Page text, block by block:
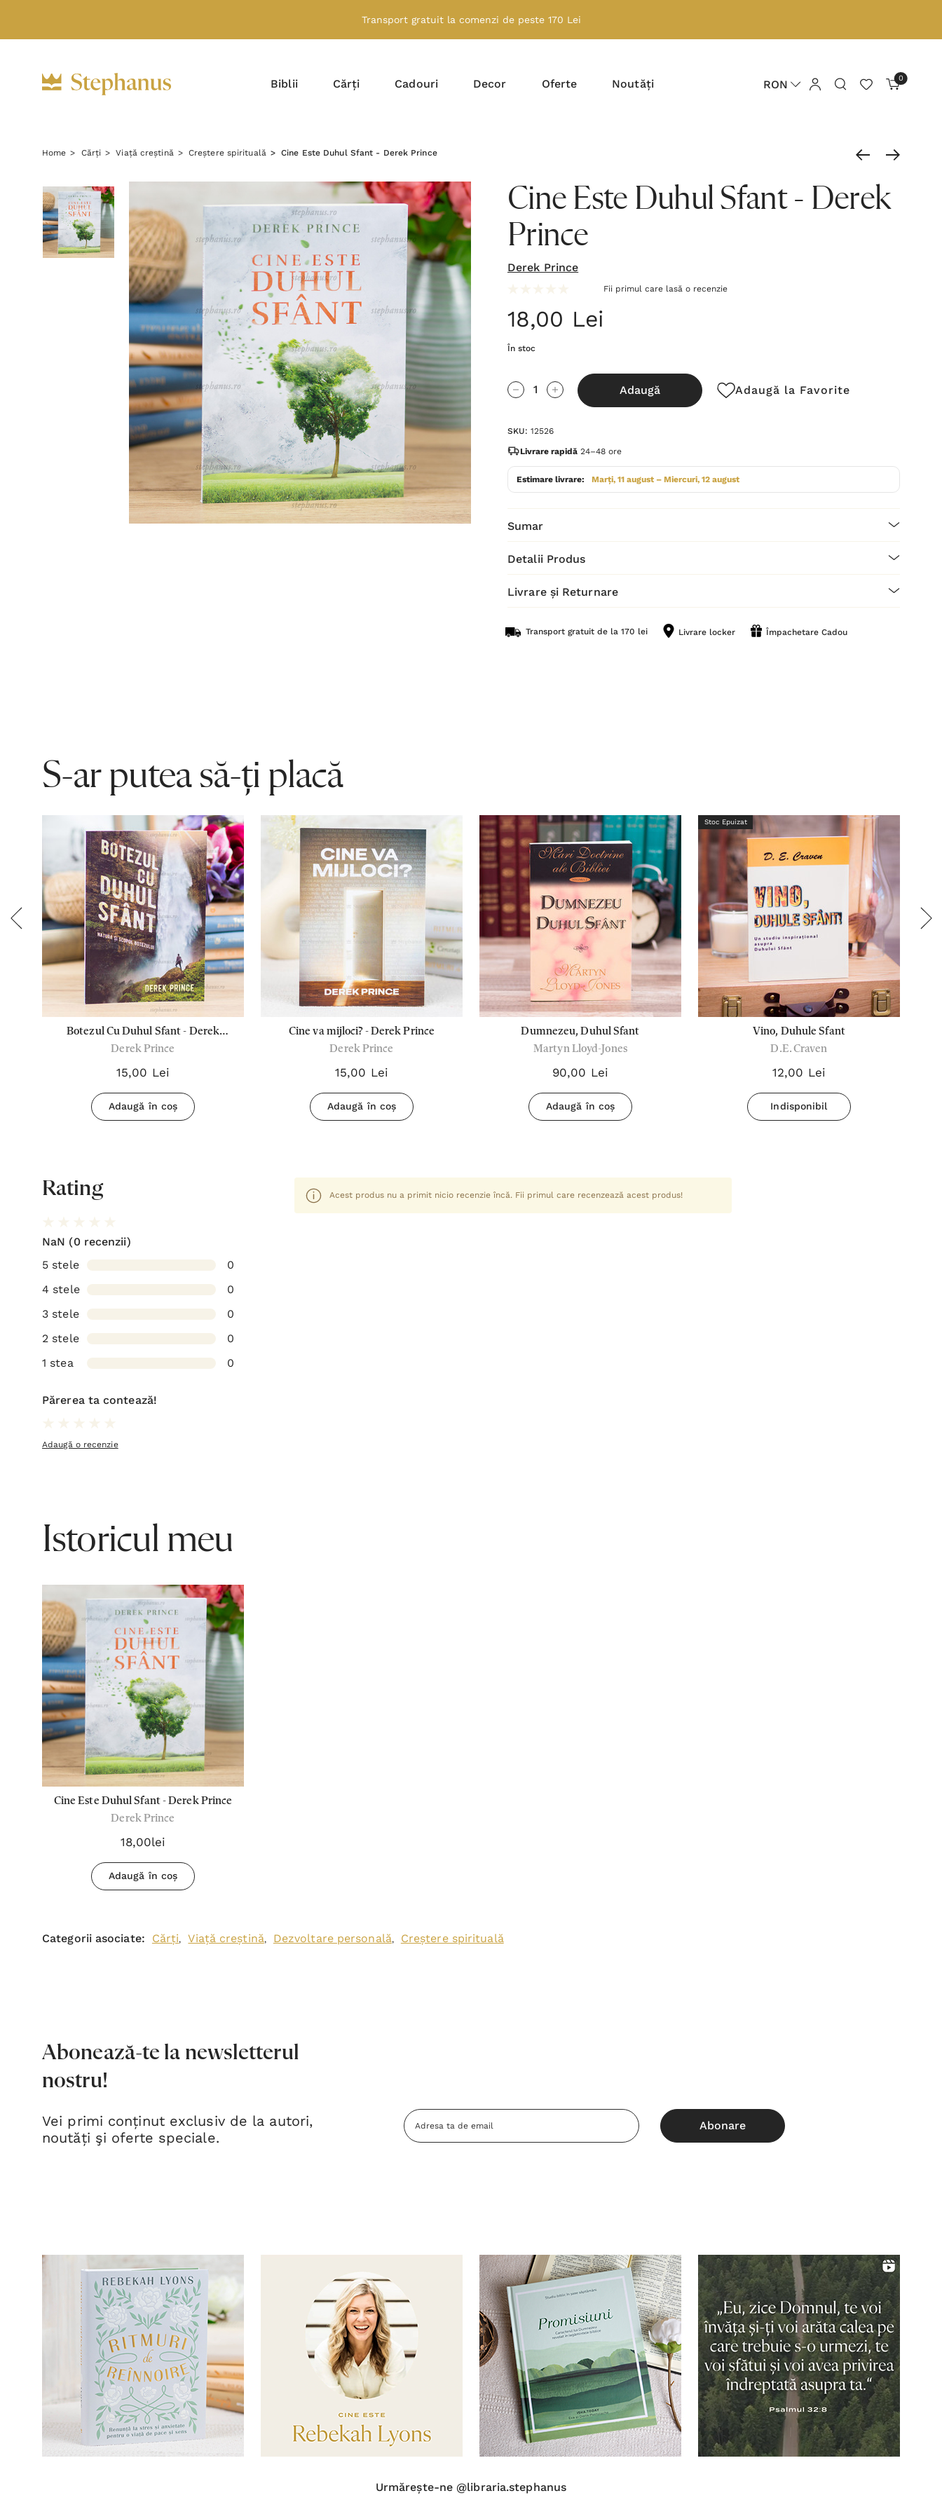
Transport gratuit la comenzi de peste 170 Lei
Biblii Cărți Cadouri Decor Oferte Noutăți RON 0
Home Cărți Viață creștină Creștere spirituală Cine Este Duhul Sfant - Derek Prince
Cine Este Duhul Sfant - Derek
Prince
Derek Prince
Fii primul care lasă o recenzie
18,00 Lei
În stoc
Grăbește-
te!
curent
este:
Cantitate scăzută:Cantitate Crescută:
Adaugă Adaugă la Favorite
SKU: 12526
Livrare rapidă 24–48 ore
Estimare livrare: Marți, 11 august – Miercuri, 12 august
Sumar
Detalii Produs
Livrare și Returnare
Transport gratuit de la 170 lei Livrare locker Împachetare Cadou
S-ar putea să-ți placă
Botezul Cu Duhul Sfant - Derek
Prince
Derek Prince
15,00 Lei
Adaugă în coș
Cine va mijloci? - Derek Prince
Derek Prince
15,00 Lei
Adaugă în coș
Dumnezeu, Duhul Sfant
Martyn Lloyd-Jones
90,00 Lei
Adaugă în coș
Stoc Epuizat
Vino, Duhule Sfant
D.E. Craven
12,00 Lei
Indisponibil
Rating
NaN (0 recenzii)
5 stele
0
4 stele
0
3 stele
0
2 stele
0
1 stea
0
Părerea ta contează!
Adaugă o recenzie
Acest produs nu a primit nicio recenzie încă. Fii primul care recenzează acest produs!
Istoricul meu
Cine Este Duhul Sfant - Derek Prince
Derek Prince
18,00lei
Adaugă în coș
Categorii asociate: Cărți, Viață creștină, Dezvoltare personală, Creștere spirituală
Abonează-te la newsletterul
nostru!
Vei primi conținut exclusiv de la autori,
noutăți şi oferte speciale.
Adresa
Email
Urmărește-ne @libraria.stephanus